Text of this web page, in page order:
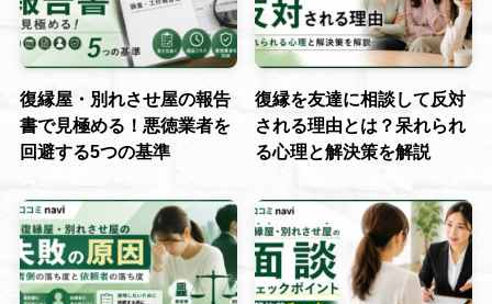
復縁屋・別れさせ屋の報告
書で見極める！悪徳業者を
回避する5つの基準
復縁を友達に相談して反対
される理由とは？呆れられ
る心理と解決策を解説